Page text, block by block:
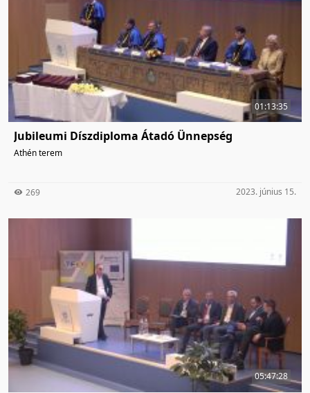
01:13:35
Jubileumi Díszdiploma Átadó Ünnepség
Athén terem
269 2023. június 15.
05:47:28